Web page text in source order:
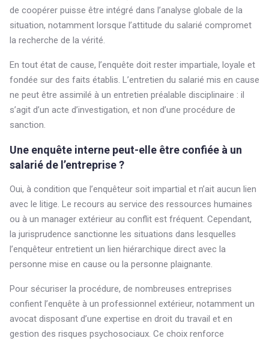
de coopérer puisse être intégré dans l’analyse globale de la
situation, notamment lorsque l’attitude du salarié compromet
la recherche de la vérité.
En tout état de cause, l’enquête doit rester impartiale, loyale et
fondée sur des faits établis. L’entretien du salarié mis en cause
ne peut être assimilé à un entretien préalable disciplinaire : il
s’agit d’un acte d’investigation, et non d’une procédure de
sanction.
Une enquête interne peut-elle être confiée à un
salarié de l’entreprise ?
Oui, à condition que l’enquêteur soit impartial et n’ait aucun lien
avec le litige. Le recours au service des ressources humaines
ou à un manager extérieur au conflit est fréquent. Cependant,
la jurisprudence sanctionne les situations dans lesquelles
l’enquêteur entretient un lien hiérarchique direct avec la
personne mise en cause ou la personne plaignante.
Pour sécuriser la procédure, de nombreuses entreprises
confient l’enquête à un professionnel extérieur, notamment un
avocat disposant d’une expertise en droit du travail et en
gestion des risques psychosociaux. Ce choix renforce